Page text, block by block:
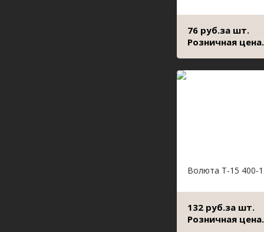
76 руб.за шт.
Розничная цена.
Волюта Т-15 400-
132 руб.за шт.
Розничная цена.